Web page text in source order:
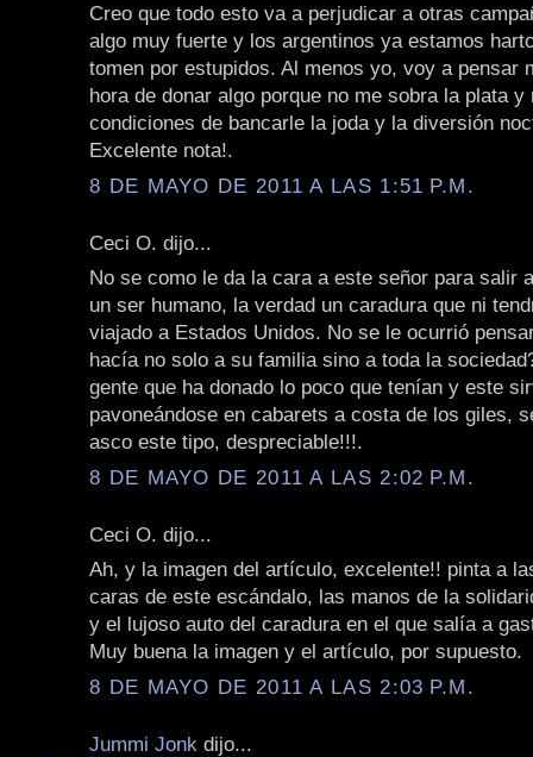
Creo que todo esto va a perjudicar a otras
algo muy fuerte y los argentinos ya estamos
tomen por estupidos. Al menos yo, voy a pensar
hora de donar algo porque no me sobra la plata y
condiciones de bancarle la joda y la diversión
Excelente nota!.
8 DE MAYO DE 2011 A LAS 1:51 P.M.
Ceci O. dijo...
No se como le da la cara a este señor para salir
un ser humano, la verdad un caradura que ni
viajado a Estados Unidos. No se le ocurrió
hacía no solo a su familia sino a toda la
gente que ha donado lo poco que tenían y este
pavoneándose en cabarets a costa de los giles,
asco este tipo, despreciable!!!.
8 DE MAYO DE 2011 A LAS 2:02 P.M.
Ceci O. dijo...
Ah, y la imagen del artículo, excelente!! pinta a
caras de este escándalo, las manos de la
y el lujoso auto del caradura en el que salía a
Muy buena la imagen y el artículo, por supuesto.
8 DE MAYO DE 2011 A LAS 2:03 P.M.
Jummi Jonk dijo...